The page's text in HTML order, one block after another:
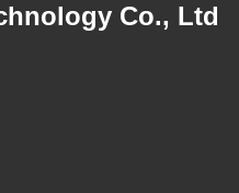
Co., Ltd